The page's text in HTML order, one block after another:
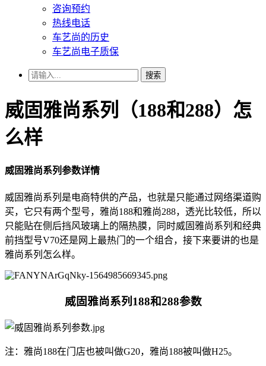
咨询预约
热线电话
车艺尚的历史
车艺尚电子质保
搜索
威固雅尚系列（188和288）怎
么样
威固雅尚系列参数详情
威固雅尚系列是电商特供的产品，也就是只能通过网络渠道购
买，它只有两个型号，雅尚188和雅尚288，透光比较低，所以
只能贴在侧后挡风玻璃上的隔热膜，同时威固雅尚系列和经典
前挡型号V70还是网上最热门的一个组合，接下来要讲的也是
雅尚系列怎么样。
威固雅尚系列188和288参数
注：雅尚188在门店也被叫做G20，雅尚188被叫做H25。